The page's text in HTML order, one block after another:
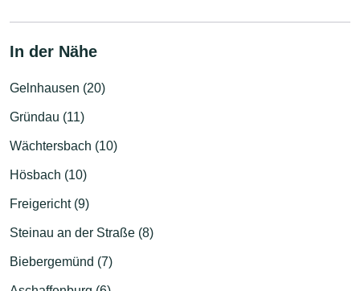
In der Nähe
Gelnhausen (20)
Gründau (11)
Wächtersbach (10)
Hösbach (10)
Freigericht (9)
Steinau an der Straße (8)
Biebergemünd (7)